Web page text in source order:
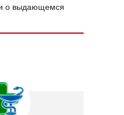
о выдающемся